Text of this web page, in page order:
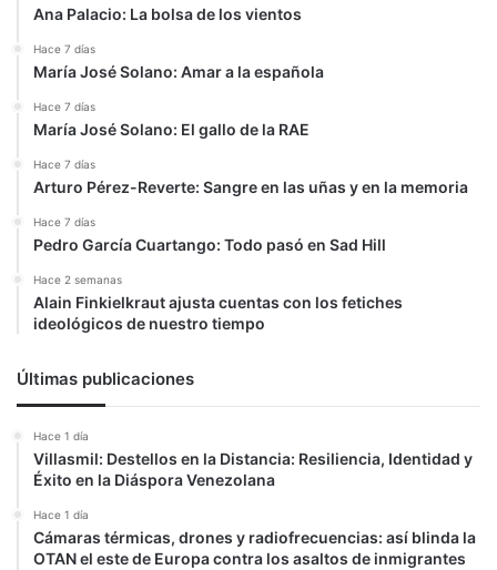
Ana Palacio: La bolsa de los vientos
Hace 7 días
María José Solano: Amar a la española
Hace 7 días
María José Solano: El gallo de la RAE
Hace 7 días
Arturo Pérez-Reverte: Sangre en las uñas y en la memoria
Hace 7 días
Pedro García Cuartango: Todo pasó en Sad Hill
Hace 2 semanas
Alain Finkielkraut ajusta cuentas con los fetiches
ideológicos de nuestro tiempo
Últimas publicaciones
Hace 1 día
Villasmil: Destellos en la Distancia: Resiliencia, Identidad y
Éxito en la Diáspora Venezolana
Hace 1 día
Cámaras térmicas, drones y radiofrecuencias: así blinda la
OTAN el este de Europa contra los asaltos de inmigrantes